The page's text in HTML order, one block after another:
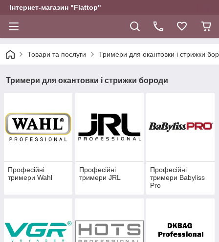
Інтернет-магазин "Flattop"
Товари та послуги Тримери для окантовки і стрижки
Тримери для окантовки і стрижки бороди
Професійні
тримери Wahl
Професійні
тримери JRL
Професійні
тримери Babyliss
Pro